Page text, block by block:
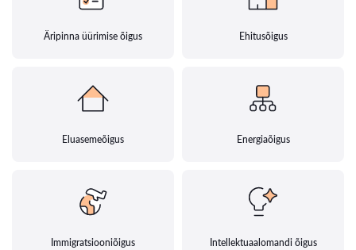
Äripinna üürimise õigus Ehitusõigus
Eluasemeõigus Energiaõigus
Immigratsiooniõigus Intellektuaalomandi õigus